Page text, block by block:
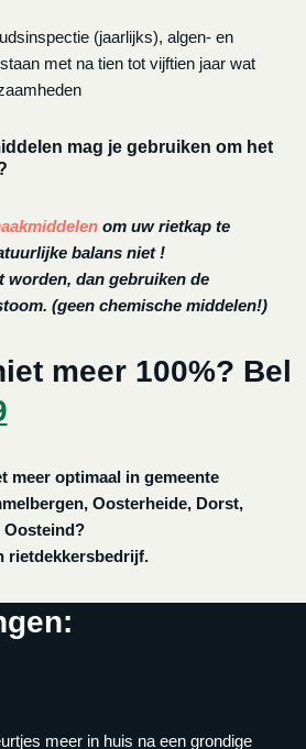
(jaarlijks), algen- en
met na tien tot vijftien jaar wat
mag je gebruiken om het
om uw rietkap te
balans niet !
worden, dan gebruiken de
(geen chemische middelen!)
meer 100%? Bel
meer optimaal in gemeente
Oosterheide, Dorst,
Oosteind?
rietdekkersbedrijf.
meer in huis na een grondige